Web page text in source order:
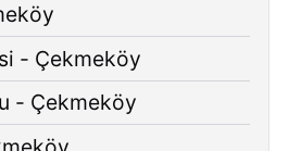
- Çekmeköy
- Çekmeköy